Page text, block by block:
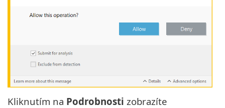
Kliknutím na Podrobnosti zobrazíte